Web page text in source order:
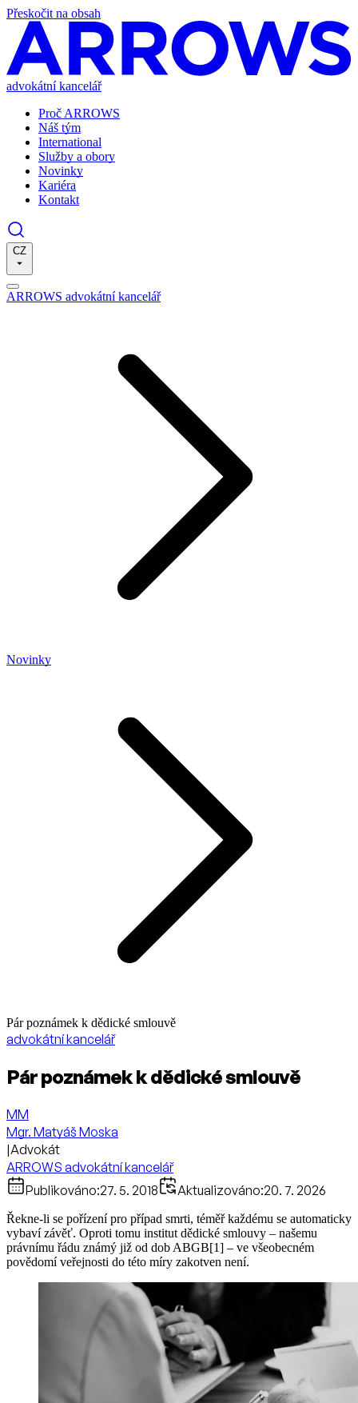
Přeskočit na obsah
advokátní kancelář
Proč ARROWS
Náš tým
International
Služby a obory
Novinky
Kariéra
Kontakt
CZ
ARROWS advokátní kancelář
Novinky
Pár poznámek k dědické smlouvě
advokátní kancelář
Pár poznámek k dědické smlouvě
MM
Mgr. Matyáš Moska
|Advokát
ARROWS advokátní kancelář
Publikováno:27. 5. 2018 Aktualizováno:20. 7. 2026
Řekne-li se pořízení pro případ smrti, téměř každému se automaticky
vybaví závěť. Oproti tomu institut dědické smlouvy – našemu
právnímu řádu známý již od dob ABGB[1] – ve všeobecném
povědomí veřejnosti do této míry zakotven není.